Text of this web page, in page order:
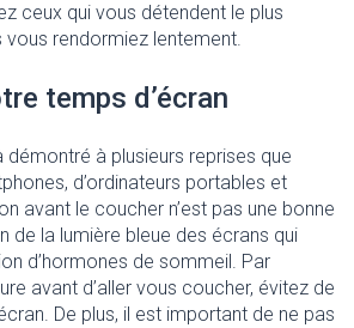
ceux qui vous détendent le plus
vous rendormiez lentement.
temps d’écran
démontré à plusieurs reprises que
d’ordinateurs portables et
avant le coucher n’est pas une bonne
de la lumière bleue des écrans qui
d’hormones de sommeil. Par
avant d’aller vous coucher, évitez de
De plus, il est important de ne pas